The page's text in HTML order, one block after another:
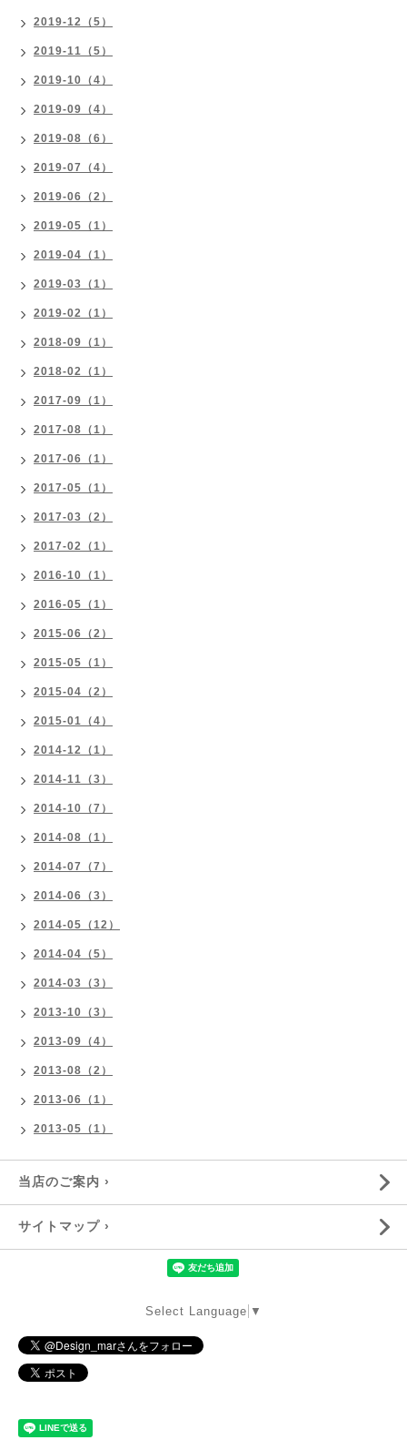
2019-12（5）
2019-11（5）
2019-10（4）
2019-09（4）
2019-08（6）
2019-07（4）
2019-06（2）
2019-05（1）
2019-04（1）
2019-03（1）
2019-02（1）
2018-09（1）
2018-02（1）
2017-09（1）
2017-08（1）
2017-06（1）
2017-05（1）
2017-03（2）
2017-02（1）
2016-10（1）
2016-05（1）
2015-06（2）
2015-05（1）
2015-04（2）
2015-01（4）
2014-12（1）
2014-11（3）
2014-10（7）
2014-08（1）
2014-07（7）
2014-06（3）
2014-05（12）
2014-04（5）
2014-03（3）
2013-10（3）
2013-09（4）
2013-08（2）
2013-06（1）
2013-05（1）
当店のご案内 ›
サイトマップ ›
Select Language ▼